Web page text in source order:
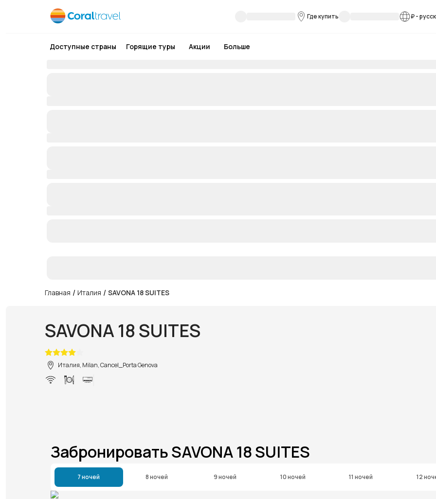
Где купить ₽-
Доступные страны Горящие туры Акции Больше
Главная / Италия / SAVONA 18 SUITES
SAVONA 18 SUITES
Италия, Milan, Cancel_Porta Genova
Забронировать SAVONA 18 SUITES
7 ночей 8 ночей 9 ночей 10 ночей 11 ночей 12